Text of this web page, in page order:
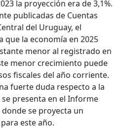
la proyección era de 3,1%.
publicadas de Cuentas
del Uruguay, el
que la economía en 2025
menor al registrado en
menor crecimiento puede
fiscales del año corriente.
fuerte duda respecto a la
presenta en el Informe
se proyecta un
este año.